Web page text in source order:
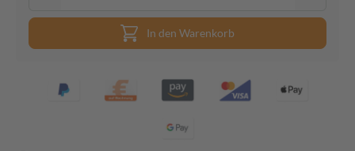
In den Warenkorb